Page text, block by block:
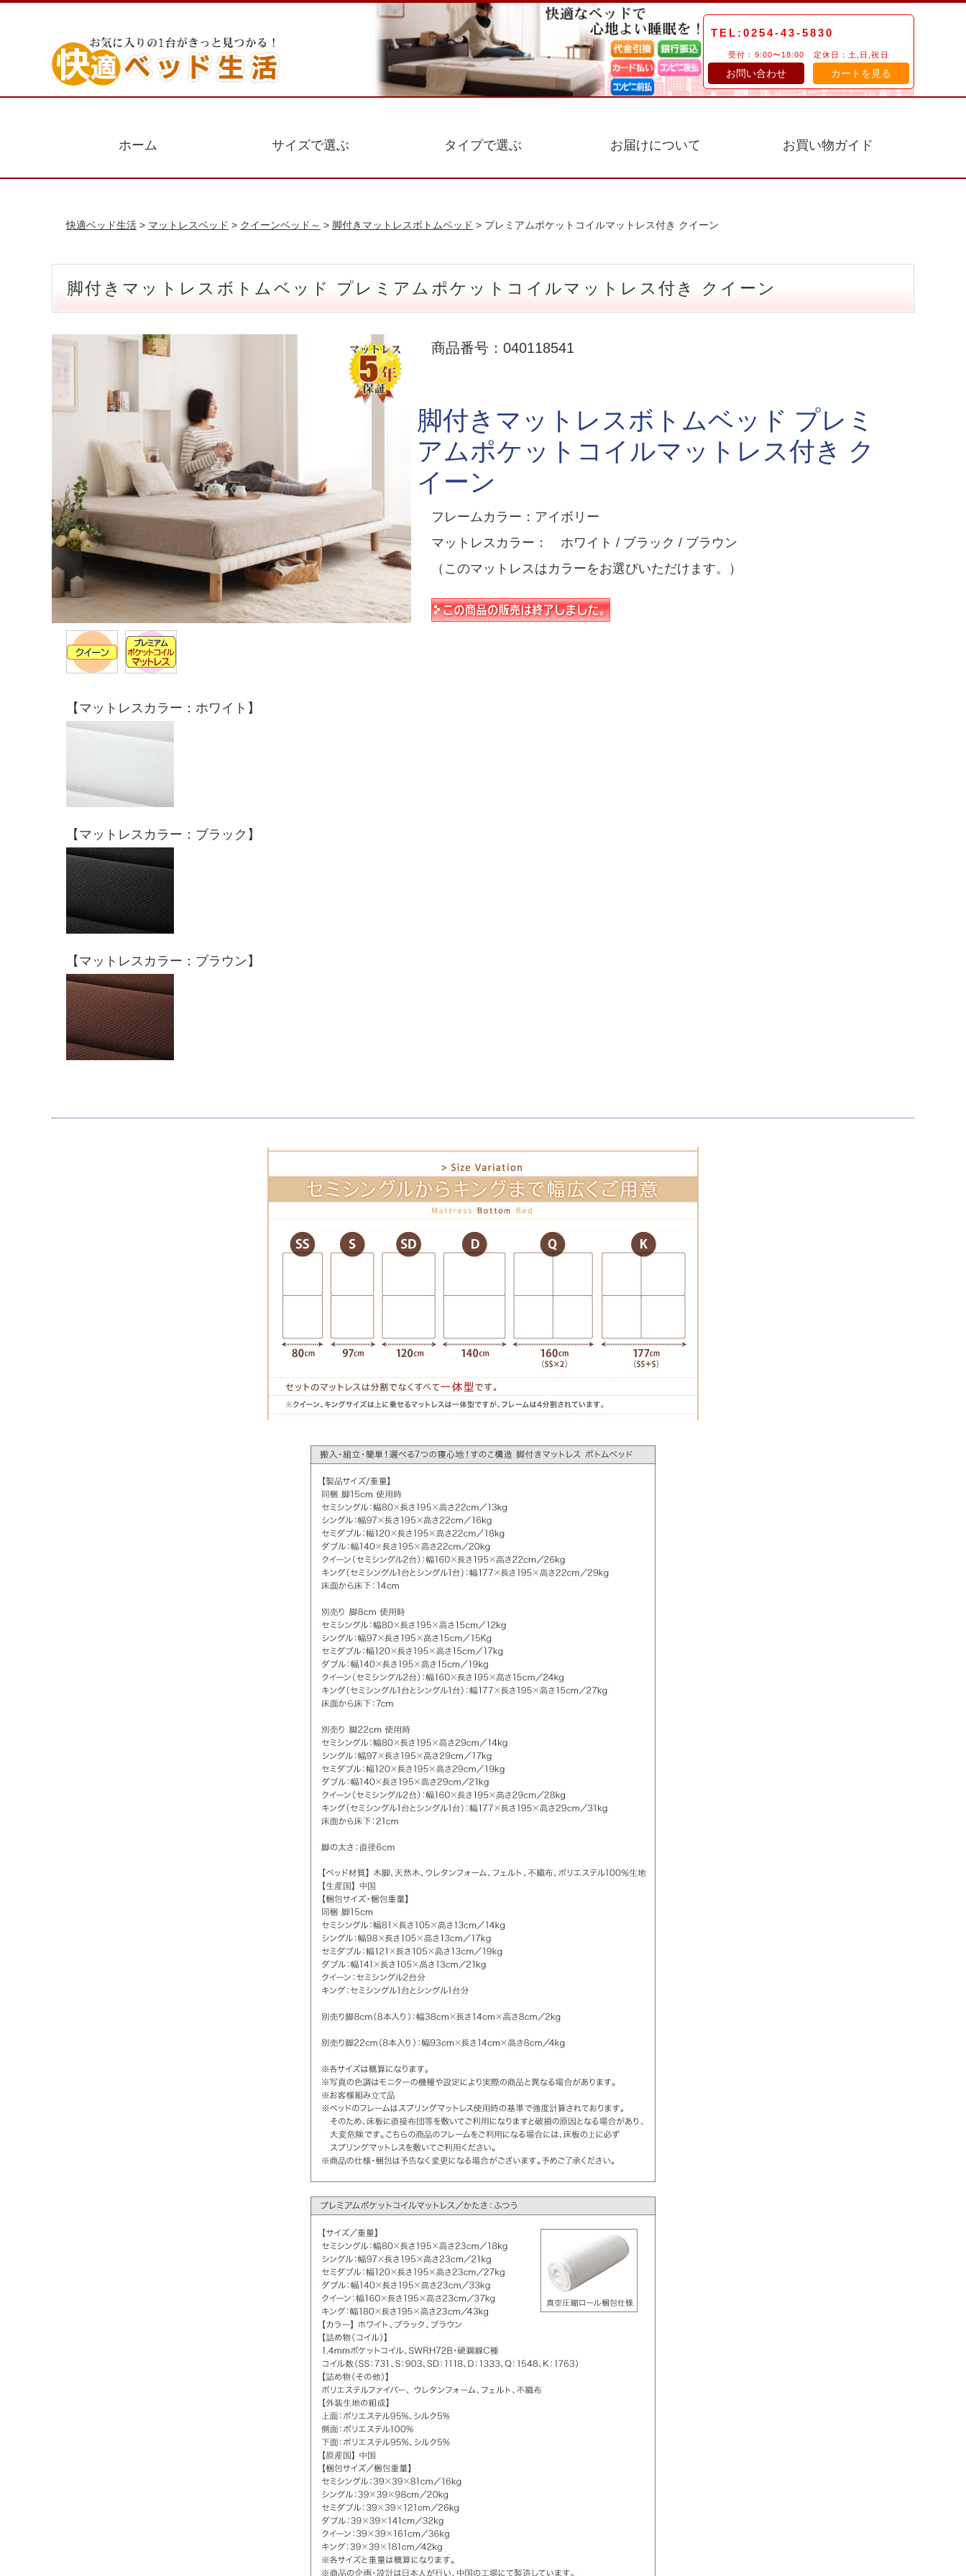
TEL:0254-43-5830
受付：9:00〜18:00 定休日：土,日,祝日
お問い合わせ カートを見る
ホーム サイズで選ぶ タイプで選ぶ お届けについて お買い物ガイド
快適ベッド生活 > マットレスベッド > クイーンベッド～ > 脚付きマットレスボトムベッド > プレミアムポケットコイルマットレス付き クイーン
脚付きマットレスボトムベッド プレミアムポケットコイルマットレス付き クイーン
【マットレスカラー：ホワイト】
【マットレスカラー：ブラック】
【マットレスカラー：ブラウン】
商品番号：040118541
脚付きマットレスボトムベッド プレミ
アムポケットコイルマットレス付き ク
イーン
フレームカラー：アイボリー
マットレスカラー： ホワイト / ブラック / ブラウン
（このマットレスはカラーをお選びいただけます。）